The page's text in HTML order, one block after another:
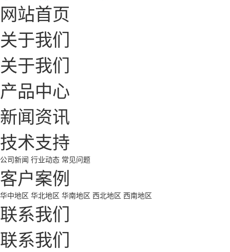
网站首页
关于我们
关于我们
产品中心
新闻资讯
技术支持
公司新闻 行业动态 常见问题
客户案例
华中地区 华北地区 华南地区 西北地区 西南地区
联系我们
联系我们